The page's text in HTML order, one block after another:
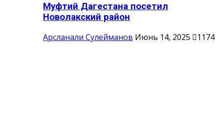
Муфтий Дагестана посетил
Новолакский район
Арсланали Сулейманов Июнь 14, 2025 1174